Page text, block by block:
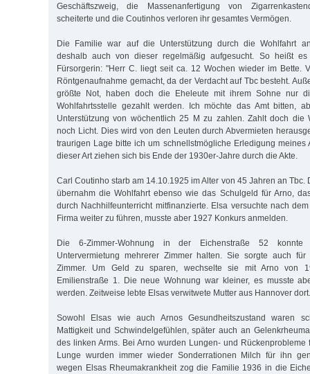
Geschäftszweig, die Massenanfertigung von
scheiterte und die Coutinhos verloren ihr gesamtes Vermögen.
Die Familie war auf die Unterstützung durch die Wohlfahrt
deshalb auch von dieser regelmäßig aufgesucht. So heißt
Fürsorgerin: "Herr C. liegt seit ca. 12 Wochen wieder im Bette.
Röntgenaufnahme gemacht, da der Verdacht auf Tbc besteht.
größte Not, haben doch die Eheleute mit ihrem Sohne nur
Wohlfahrtsstelle gezahlt werden. Ich möchte das Amt bitten,
Unterstützung von wöchentlich 25 M zu zahlen. Zahlt doch die
noch Licht. Dies wird von den Leuten durch Abvermieten
traurigen Lage bitte ich um schnellstmögliche Erledigung meines
dieser Art ziehen sich bis Ende der 1930er-Jahre durch die Akte.
Carl Coutinho starb am 14.10.1925 im Alter von 45 Jahren an Tbc.
übernahm die Wohlfahrt ebenso wie das Schulgeld für Arno,
durch Nachhilfeunterricht mitfinanzierte. Elsa versuchte nach
Firma weiter zu führen, musste aber 1927 Konkurs anmelden.
Die 6-Zimmer-Wohnung in der Eichenstraße 52
Untervermietung mehrerer Zimmer halten. Sie sorgte auch
Zimmer. Um Geld zu sparen, wechselte sie mit Arno von
Emilienstraße 1. Die neue Wohnung war kleiner, es musste
werden. Zeitweise lebte Elsas verwitwete Mutter aus Hannover dort.
Sowohl Elsas wie auch Arnos Gesundheitszustand waren
Mattigkeit und Schwindelgefühlen, später auch an
des linken Arms. Bei Arno wurden Lungen- und Rückenprobleme
Lunge wurden immer wieder Sonderrationen Milch für ihn
wegen Elsas Rheumakrankheit zog die Familie 1936 in die